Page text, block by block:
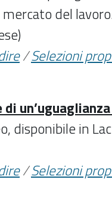
del
/Selezioni
disponibile in
/Selezioni